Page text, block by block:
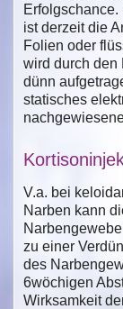
ist derzeit die
Folien oder
wird durch den
dünn
statisches
V.a. bei
Narben kann
zu einer
des
6wöchigen
Wirksamkeit